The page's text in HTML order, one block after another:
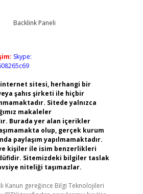
Skype:
internet sitesi, herhangi bir
şahıs şirketi ile hiçbir
Sitede yalnızca
makaleler
Burada yer alan içerikler
olup, gerçek kurum
paylaşım yapılmamaktadır.
kişiler ile isim benzerlikleri
Sitemizdeki bilgiler taslak
niteliği taşımazlar.
Kanun gereğince Bilgi Teknolojileri